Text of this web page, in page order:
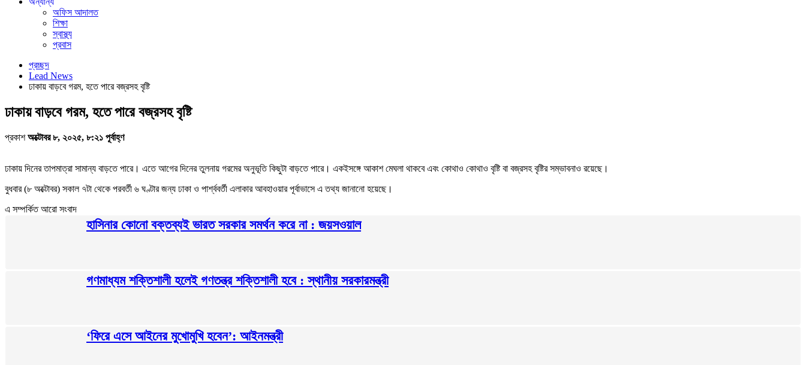
অফিস আদালত
শিক্ষা
স্বাস্থ্য
প্রবাস
প্রচ্ছদ
Lead News
ঢাকায় বাড়বে গরম, হতে পারে বজ্রসহ বৃষ্টি
ঢাকায় বাড়বে গরম, হতে পারে বজ্রসহ বৃষ্টি
প্রকাশঅক্টোবর ৮, ২০২৫, ৮:২১ পূর্বাহ্ণ
ঢাকায় দিনের তাপমাত্রা সামান্য বাড়তে পারে। এতে আগের দিনের তুলনায় গরমের অনুভূতি কিছুটা বাড়তে পারে। একইসঙ্গে আকাশ মেঘলা থাকবে এবং কোথাও কোথাও বৃষ্টি বা বজ্রসহ বৃষ্টির সম্ভাবনাও রয়েছে।
বুধবার (৮ অক্টোবর) সকাল ৭টা থেকে পরবর্তী ৬ ঘণ্টার জন্য ঢাকা ও পার্শ্ববর্তী এলাকার আবহাওয়ার পূর্বাভাসে এ তথ্য জানানো হয়েছে।
এ সম্পর্কিত আরো সংবাদ
হাসিনার কোনো বক্তব্যই ভারত সরকার সমর্থন করে না : জয়সওয়াল
গণমাধ্যম শক্তিশালী হলেই গণতন্ত্র শক্তিশালী হবে : স্থানীয় সরকারমন্ত্রী
‘ফিরে এসে আইনের মুখোমুখি হবেন’: আইনমন্ত্রী